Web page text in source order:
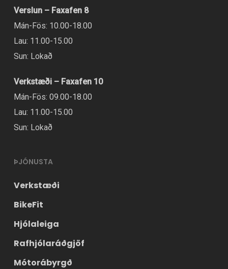
Verslun – Faxafen 8
Mán-Fös: 10.00-18.00
Lau: 11.00-15.00
Sun: Lokað
Verkstæði – Faxafen 10
Mán-Fös: 09.00-18.00
Lau: 11.00-15.00
Sun: Lokað
ÞJÓNUSTA
Verkstæði
BikeFit
Hjólaleiga
Rafhjólaráðgjöf
Mótorábyrgð